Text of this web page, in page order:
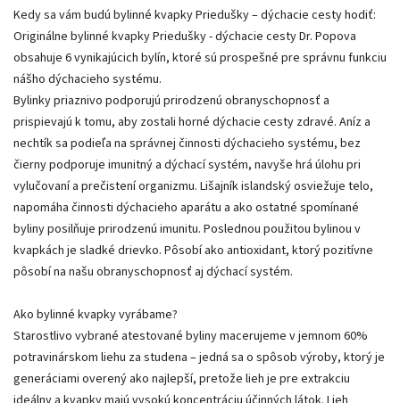
Kedy sa vám budú bylinné kvapky Priedušky – dýchacie cesty hodiť:
Originálne bylinné kvapky Priedušky - dýchacie cesty Dr. Popova
obsahuje 6 vynikajúcich bylín, ktoré sú prospešné pre správnu funkciu
nášho dýchacieho systému.
Bylinky priaznivo podporujú prirodzenú obranyschopnosť a
prispievajú k tomu, aby zostali horné dýchacie cesty zdravé. Aníz a
nechtík sa podieľa na správnej činnosti dýchacieho systému, bez
čierny podporuje imunitný a dýchací systém, navyše hrá úlohu pri
vylučovaní a prečistení organizmu. Lišajník islandský osviežuje telo,
napomáha činnosti dýchacieho aparátu a ako ostatné spomínané
byliny posilňuje prirodzenú imunitu. Poslednou použitou bylinou v
kvapkách je sladké drievko. Pôsobí ako antioxidant, ktorý pozitívne
pôsobí na našu obranyschopnosť aj dýchací systém.
Ako bylinné kvapky vyrábame?
Starostlivo vybrané atestované byliny macerujeme v jemnom 60%
potravinárskom liehu za studena – jedná sa o spôsob výroby, ktorý je
generáciami overený ako najlepší, pretože lieh je pre extrakciu